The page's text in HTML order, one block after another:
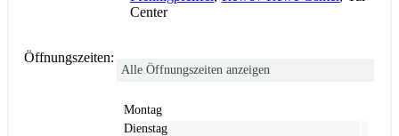
Center
Öffnungszeiten:
Alle Öffnungszeiten anzeigen
Montag
Dienstag